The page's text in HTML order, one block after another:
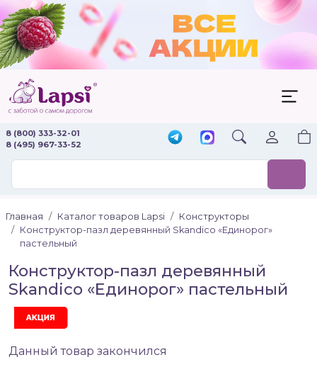
8 (800) 333-32-01
8 (495) 967-33-52
Главная Каталог товаров Lapsi
Конструкторы
Конструктор-пазл деревянный Skandico «Единорог»
пастельный
Конструктор-пазл деревянный
Skandico «Единорог» пастельный
Данный товар закончился